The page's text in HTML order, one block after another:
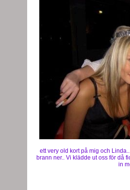
ett very old kort på mig och
brann ner.. Vi klädde ut oss för då
in